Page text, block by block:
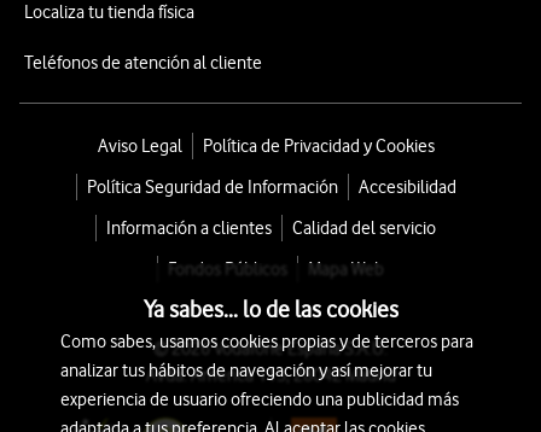
Localiza tu tienda física
Teléfonos de atención al cliente
Aviso Legal
Política de Privacidad y Cookies
Política Seguridad de Información
Accesibilidad
Información a clientes
Calidad del servicio
Fondos Públicos
Mapa Web
© 2026 Vodafone España S.A.U.
Avda. América 115, 28042 Madrid
Ya sabes... lo de las cookies
Como sabes, usamos cookies propias y de terceros para
analizar tus hábitos de navegación y así mejorar tu
experiencia de usuario ofreciendo una publicidad más